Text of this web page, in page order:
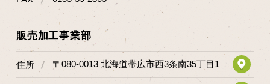
販売加工事業部
住所 〒080-0013 北海道帯広市西3条南35丁目1